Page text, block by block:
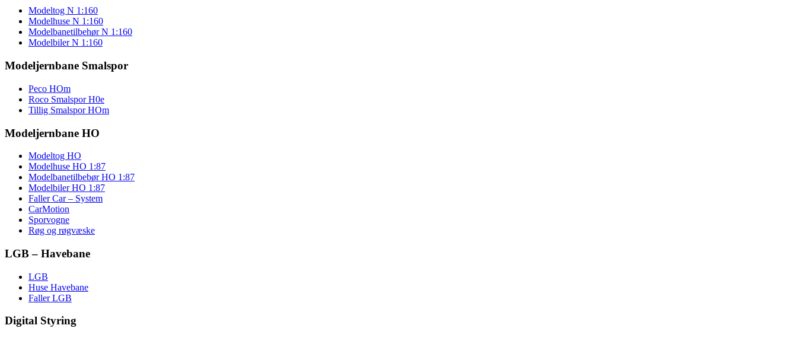
Modeltog N 1:160
Modelhuse N 1:160
Modelbanetilbehør N 1:160
Modelbiler N 1:160
Modeljernbane Smalspor
Peco HOm
Roco Smalspor H0e
Tillig Smalspor HOm
Modeljernbane HO
Modeltog HO
Modelhuse HO 1:87
Modelbanetilbebør HO 1:87
Modelbiler HO 1:87
Faller Car – System
CarMotion
Sporvogne
Røg og røgvæske
LGB – Havebane
LGB
Huse Havebane
Faller LGB
Digital Styring